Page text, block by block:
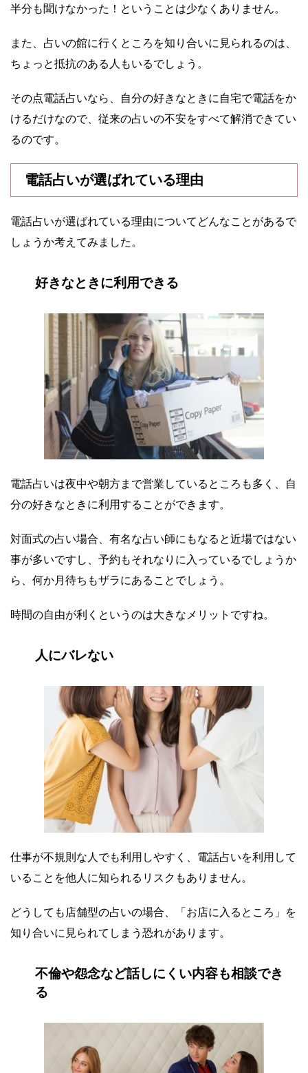
半分も聞けなかった！ということは少なくありません。
また、占いの館に行くところを知り合いに見られるのは、
ちょっと抵抗のある人もいるでしょう。
その点電話占いなら、自分の好きなときに自宅で電話をか
けるだけなので、従来の占いの不安をすべて解消できてい
るのです。
電話占いが選ばれている理由
電話占いが選ばれている理由についてどんなことがあるで
しょうか考えてみました。
好きなときに利用できる
電話占いは夜中や朝方まで営業しているところも多く、自
分の好きなときに利用することができます。
対面式の占い場合、有名な占い師にもなると近場ではない
事が多いですし、予約もそれなりに入っているでしょうか
ら、何か月待ちもザラにあることでしょう。
時間の自由が利くというのは大きなメリットですね。
人にバレない
仕事が不規則な人でも利用しやすく、電話占いを利用して
いることを他人に知られるリスクもありません。
どうしても店舗型の占いの場合、「お店に入るところ」を
知り合いに見られてしまう恐れがあります。
不倫や怨念など話しにくい内容も相談でき
る